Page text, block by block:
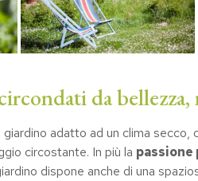
da bellezza,
adatto ad un clima secco,
circostante. In più la passione
dispone anche di una